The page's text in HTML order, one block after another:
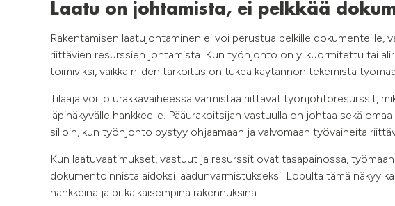
Laatu on johtamista, ei pelkkää
Rakentamisen laatujohtaminen ei voi perustua pelkille dokumenteille,
riittävien resurssien johtamista. Kun työnjohto on ylikuormitettu tai
toimiviksi, vaikka niiden tarkoitus on tukea käytännön tekemistä
Tilaaja voi jo urakkavaiheessa varmistaa riittävät työnjohtoresurssit,
läpinäkyvälle hankkeelle. Pääurakoitsijan vastuulla on johtaa sekä
silloin, kun työnjohto pystyy ohjaamaan ja valvomaan työvaiheita
Kun laatuvaatimukset, vastuut ja resurssit ovat tasapainossa,
dokumentoinnista aidoksi laadunvarmistukseksi. Lopulta tämä näkyy
hankkeina ja pitkäikäisempinä rakennuksina.